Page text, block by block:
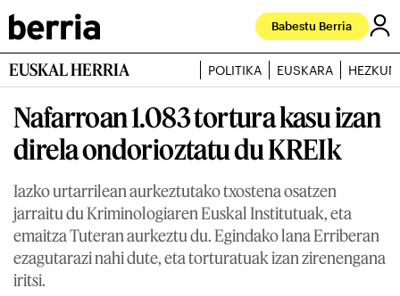
Babestu Berria
EUSKAL HERRIA POLITIKA EUSKARA
Nafarroan 1.083 tortura kasu izan
direla ondorioztatu du KREIk
Iazko urtarrilean aurkeztutako txostena osatzen
jarraitu du Kriminologiaren Euskal Institutuak, eta
emaitza Tuteran aurkeztu du. Egindako lana Erriberan
ezagutarazi nahi dute, eta torturatuak izan zirenengana
iritsi.